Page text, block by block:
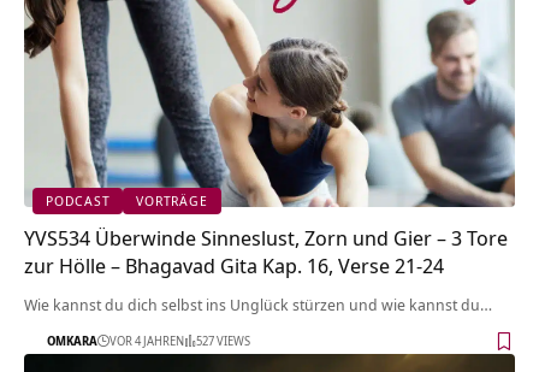
PODCAST VORTRÄGE
YVS534 Überwinde Sinneslust, Zorn und Gier – 3 Tore
zur Hölle – Bhagavad Gita Kap. 16, Verse 21-24
Wie kannst du dich selbst ins Unglück stürzen und wie kannst du…
OMKARA VOR 4 JAHREN 527 VIEWS